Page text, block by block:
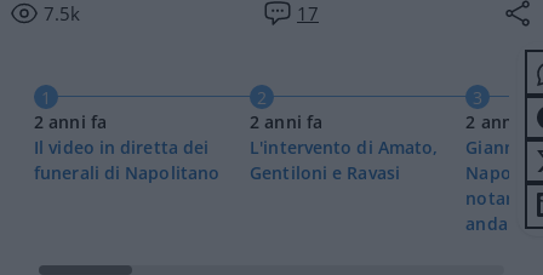
7.5k 17
1
2 anni fa
Il video in diretta dei
funerali di Napolitano
2
2 anni fa
L'intervento di Amato,
Gentiloni e Ravasi
3
2 anni fa
Gianni
notarile,
andare